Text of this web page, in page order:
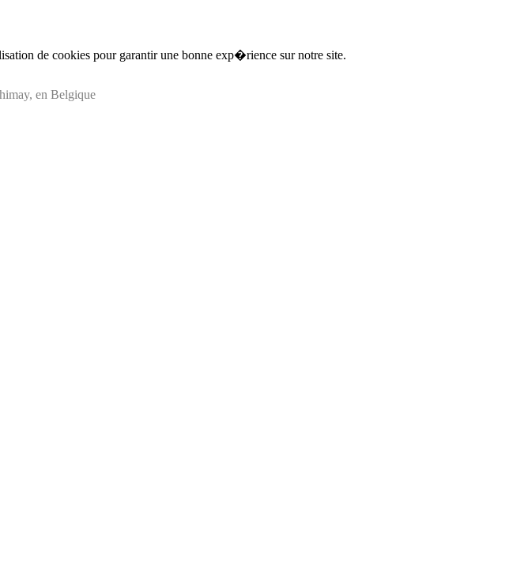
de cookies pour garantir une bonne exp�rience sur notre site.
en Belgique